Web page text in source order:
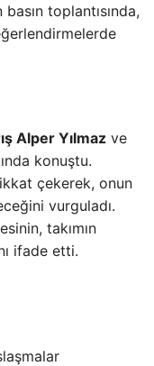
toplantısında,
Alper Yılmaz ve
konuştu.
çekerek, onun
vurguladı.
takımın
ifade etti.